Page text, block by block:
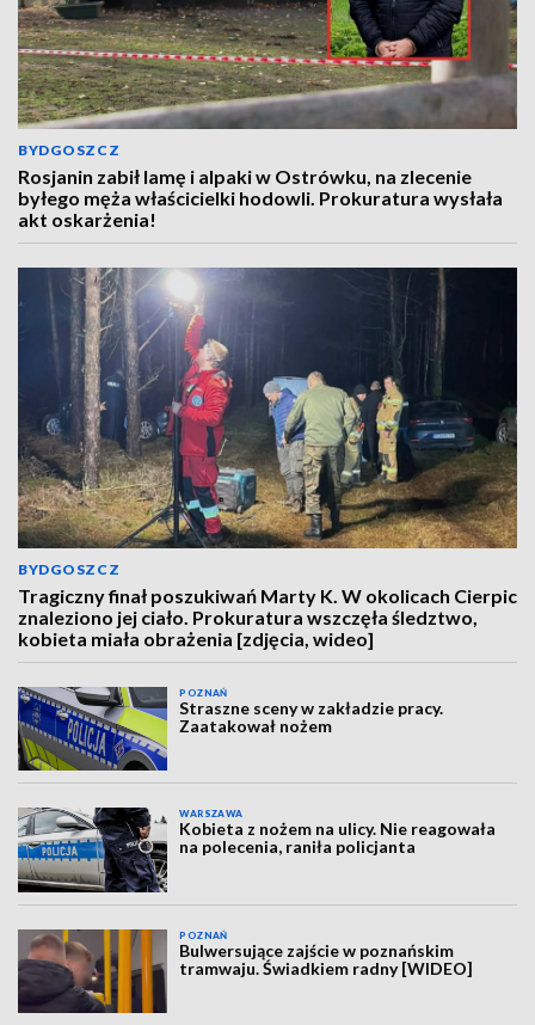
BYDGOSZCZ
Rosjanin zabił lamę i alpaki w Ostrówku, na zlecenie
byłego męża właścicielki hodowli. Prokuratura wysłała
akt oskarżenia!
BYDGOSZCZ
Tragiczny finał poszukiwań Marty K. W okolicach Cierpic
znaleziono jej ciało. Prokuratura wszczęła śledztwo,
kobieta miała obrażenia [zdjęcia, wideo]
POZNAŃ
Straszne sceny w zakładzie pracy.
Zaatakował nożem
WARSZAWA
Kobieta z nożem na ulicy. Nie reagowała
na polecenia, raniła policjanta
POZNAŃ
Bulwersujące zajście w poznańskim
tramwaju. Świadkiem radny [WIDEO]